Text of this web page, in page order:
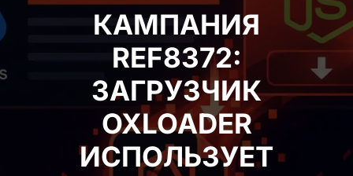
КАМПАНИЯ REF8372:
ЗАГРУЗЧИК
OXLOADER
ИСПОЛЬЗУЕТ
ВРЕДОНОСНУЮ